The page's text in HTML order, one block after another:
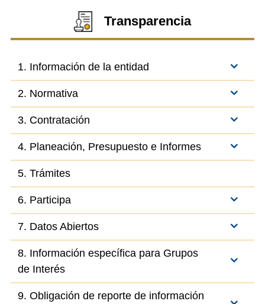
Transparencia
1. Información de la entidad
2. Normativa
3. Contratación
4. Planeación, Presupuesto e Informes
5. Trámites
6. Participa
7. Datos Abiertos
8. Información específica para Grupos
de Interés
9. Obligación de reporte de información